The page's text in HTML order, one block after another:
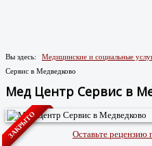
Вы здесь: Медицинские и социальные
Сервис в Медведково
Мед Центр Сервис в
ЗАКРЫТО
Оставьте рецензию